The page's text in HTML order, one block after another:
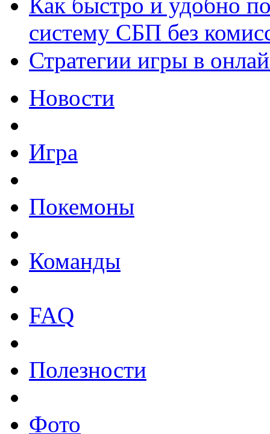
Как быстро и удобно
систему СБП без
Стратегии игры в
Новости
Игра
Покемоны
Команды
FAQ
Полезности
Фото